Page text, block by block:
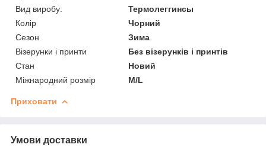
Вид виробу:
Термолеггинсы
Колір
Чорний
Сезон
Зима
Візерунки і принти
Без візерунків і принтів
Стан
Новий
Міжнародний розмір
M/L
Приховати
Умови доставки